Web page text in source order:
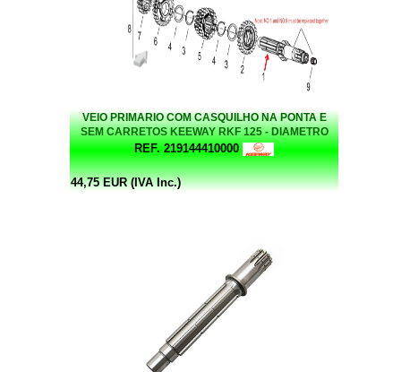
VEIO PRIMARIO COM CASQUILHO NA PONTA E
SEM CARRETOS KEEWAY RKF 125 - DIAMETRO
INTERIOR LADO CASQUILHO 6,20MM
REF. 219144410000
44,75 EUR (IVA Inc.)